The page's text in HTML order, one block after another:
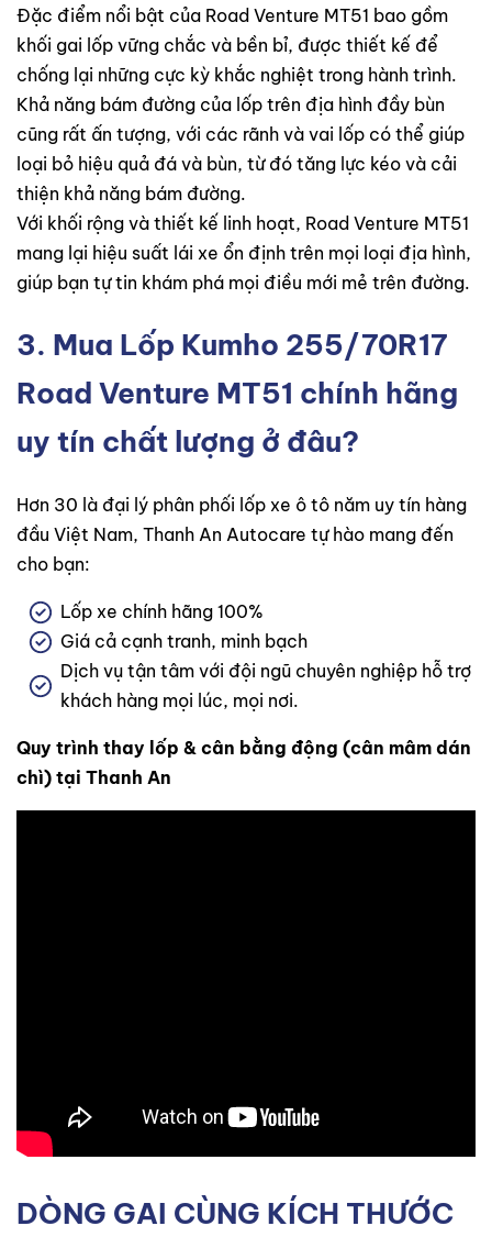
Đặc điểm nổi bật của Road Venture MT51 bao gồm
khối gai lốp vững chắc và bền bỉ, được thiết kế để
chống lại những cực kỳ khắc nghiệt trong hành trình.
Khả năng bám đường của lốp trên địa hình đầy bùn
cũng rất ấn tượng, với các rãnh và vai lốp có thể giúp
loại bỏ hiệu quả đá và bùn, từ đó tăng lực kéo và cải
thiện khả năng bám đường.
Với khối rộng và thiết kế linh hoạt, Road Venture MT51
mang lại hiệu suất lái xe ổn định trên mọi loại địa hình,
giúp bạn tự tin khám phá mọi điều mới mẻ trên đường.
3. Mua Lốp Kumho 255/70R17
Road Venture MT51 chính hãng
uy tín chất lượng ở đâu?
Hơn 30 là đại lý phân phối lốp xe ô tô năm uy tín hàng
đầu Việt Nam, Thanh An Autocare tự hào mang đến
cho bạn:
Lốp xe chính hãng 100%
Giá cả cạnh tranh, minh bạch
Dịch vụ tận tâm với đội ngũ chuyên nghiệp hỗ trợ
khách hàng mọi lúc, mọi nơi.
Quy trình thay lốp & cân bằng động (cân mâm dán
chì) tại Thanh An
DÒNG GAI CÙNG KÍCH THƯỚC